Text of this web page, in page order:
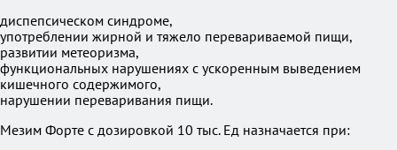
диспепсическом синдроме,
употреблении жирной и тяжело перевариваемой пищи,
развитии метеоризма,
функциональных нарушениях с ускоренным выведением
кишечного содержимого,
нарушении переваривания пищи.
Мезим Форте с дозировкой 10 тыс. Ед назначается при: